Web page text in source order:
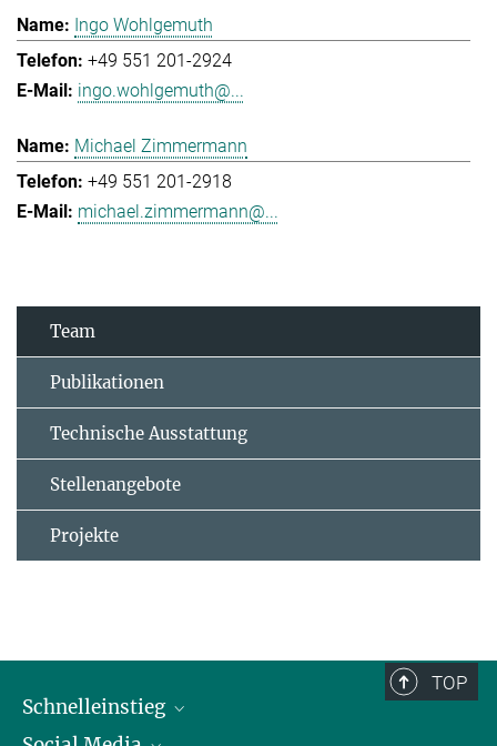
Ingo Wohlgemuth
+49 551 201-2924
ingo.wohlgemuth@...
Michael Zimmermann
+49 551 201-2918
michael.zimmermann@...
Team
Publikationen
Technische Ausstattung
Stellenangebote
Projekte
TOP
Schnelleinstieg